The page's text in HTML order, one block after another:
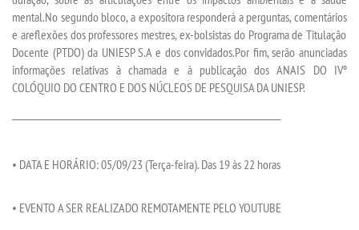
mental.No segundo bloco, a expositora responderá aperguntas, comentários
e areflexõesdosprofessores mestres,ex-bolsistas doProgramade Titulação
Docente (PTDO)da UNIESP S.A e dos convidados.Por fim, serão anunciadas
informações relativas à chamada e à publicação dos ANAIS DO IVº
COLÓQUIO DO CENTRO E DOS NÚCLEOS DE PESQUISA DA UNIESP.
• DATA E HORÁRIO:05/09/23 (Terça-feira). Das 19 às 22 horas
• EVENTO A SER REALIZADO REMOTAMENTE PELO YOUTUBE